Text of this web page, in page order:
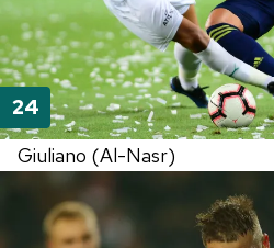
Giuliano (Al-Nasr)